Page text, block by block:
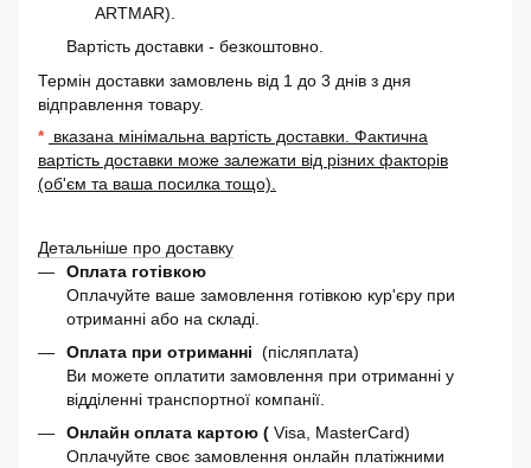
ARTMAR).
Вартість доставки - безкоштовно.
Термін доставки замовлень від 1 до 3 днів з дня
відправлення товару.
* вказана мінімальна вартість доставки. Фактична
вартість доставки може залежати від різних факторів
(об'єм та ваша посилка тощо).
Детальніше про доставку
Оплата готівкою
Оплачуйте ваше замовлення готівкою кур'єру при
отриманні або на складі.
Оплата при отриманні (післяплата)
Ви можете оплатити замовлення при отриманні у
відділенні транспортної компанії.
Онлайн оплата картою ( Visa, MasterCard)
Оплачуйте своє замовлення онлайн платіжними